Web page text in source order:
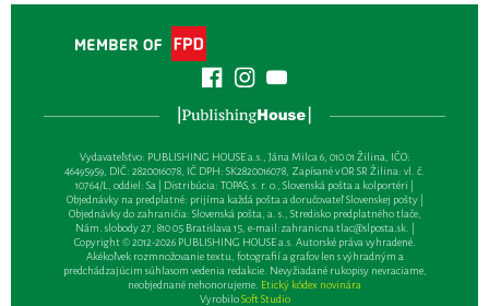
Vydavateľsťvo: PUBLISHING HOUSE a.s., Jána Milca 6, 010 01 Žilina, IČO:
46495959, DIČ: 2820016078, IČ DPH: SK2820016078, Zapísané v OR SR Žilina: vl. č.
10764/L, oddiel: Sa | Distribúcia: TOPAS, s. r. o., Slovenská pošta a kolportéri |
Objednávky na predplatné: prijíma každá pošta a doručovateľ Slovenskej pošty |
Objednávky do zahraničia: Slovenská pošta, a. s., Stredisko predplatného tlače,
Nám. slobody 27, 810 05 Bratislava 15, e-mail:zahranicna.tlac@slposta.sk. |
Copyright © 2012-2026 PUBLISHING HOUSE a.s. Autorské práva vyhradené.
Akékoľvek rozmnožovanie textu, fotografií a grafov len s výhradným a
predchádzajúcim súhlasom vedenia redakcie. Nevyžiadané rukopisy nevraciame,
neobjednané nehonorujeme. Etický kódex novinára
VyrobiloSoft Studio